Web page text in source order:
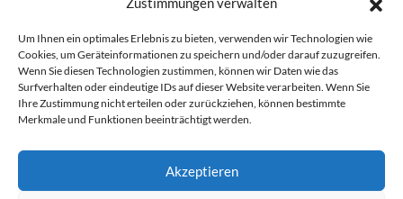
Um Ihnen ein optimales Erlebnis zu bieten, verwenden wir Technologien wie
Cookies, um Geräteinformationen zu speichern und/oder darauf zuzugreifen.
Wenn Sie diesen Technologien zustimmen, können wir Daten wie das
Surfverhalten oder eindeutige IDs auf dieser Website verarbeiten. Wenn Sie
Ihre Zustimmung nicht erteilen oder zurückziehen, können bestimmte
Merkmale und Funktionen beeinträchtigt werden.
Akzeptieren
Popular Editorials
Popular Free Games
LATEST UPDATES